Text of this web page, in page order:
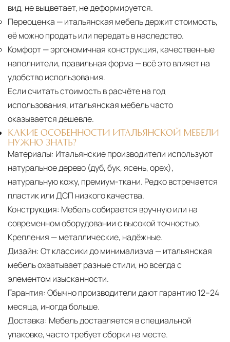
вид, не выцветает, не деформируется.
Переоценка — итальянская мебель держит стоимость,
её можно продать или передать в наследство.
Комфорт— эргономичная конструкция, качественные
наполнители, правильная форма — всё это влияет на
удобство использования.
Если считать стоимость в расчёте на год
использования, итальянская мебель часто
оказывается дешевле.
КАКИЕ ОСОБЕННОСТИ ИТАЛЬЯНСКОЙ МЕБЕЛИ
НУЖНО ЗНАТЬ?
Материалы: Итальянские производители используют
натуральное дерево (дуб, бук, ясень, орех),
натуральную кожу, премиум-ткани. Редко встречается
пластик или ДСП низкого качества.
Конструкция: Мебель собирается вручную или на
современном оборудовании с высокой точностью.
Крепления — металлические, надёжные.
Дизайн: От классики до минимализма — итальянская
мебель охватывает разные стили, но всегда с
элементом изысканности.
Гарантия: Обычно производители дают гарантию 12–24
месяца, иногда больше.
Доставка: Мебель доставляется в специальной
упаковке, часто требует сборки на месте.